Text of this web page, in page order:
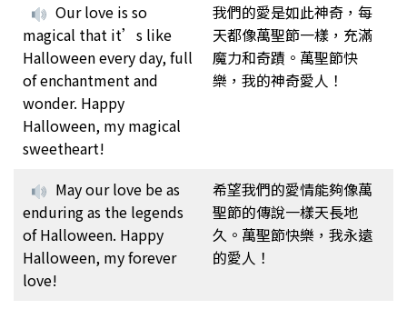
Our love is so
magical that it’s like
Halloween every day, full
of enchantment and
wonder. Happy
Halloween, my magical
sweetheart!
我們的愛是如此神奇，每
天都像萬聖節一樣，充滿
魔力和奇蹟。萬聖節快
樂，我的神奇愛人！
May our love be as
enduring as the legends
of Halloween. Happy
Halloween, my forever
love!
希望我們的愛情能夠像萬
聖節的傳說一樣天長地
久。萬聖節快樂，我永遠
的愛人！